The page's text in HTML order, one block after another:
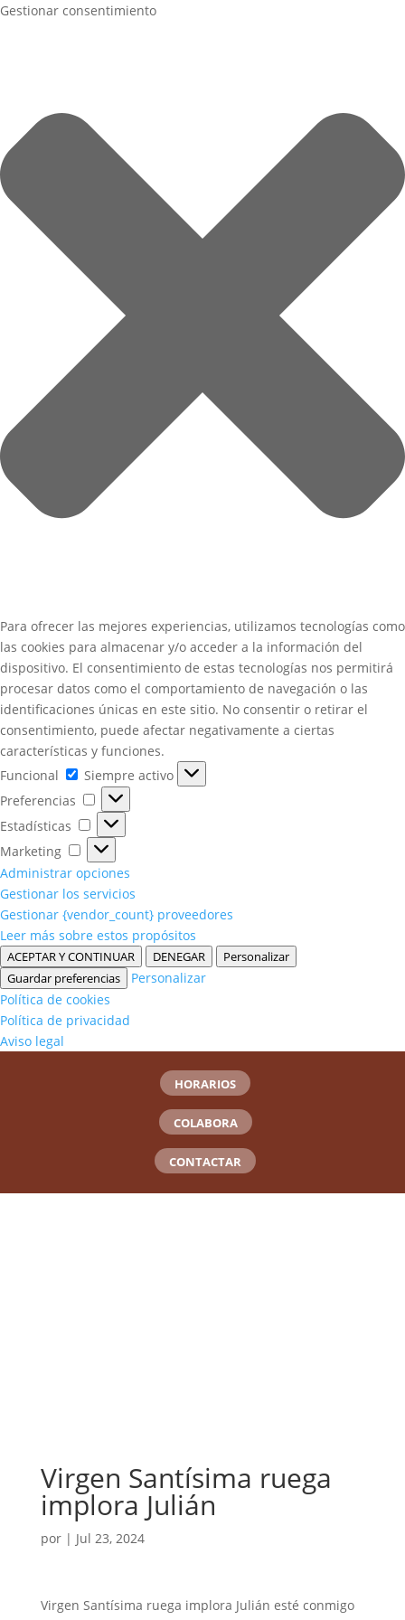
Gestionar consentimiento
Para ofrecer las mejores experiencias, utilizamos tecnologías como
las cookies para almacenar y/o acceder a la información del
dispositivo. El consentimiento de estas tecnologías nos permitirá
procesar datos como el comportamiento de navegación o las
identificaciones únicas en este sitio. No consentir o retirar el
consentimiento, puede afectar negativamente a ciertas
características y funciones.
Funcional
Funcional
Siempre activo
Preferencias
Preferencias
Estadísticas
Estadísticas
Marketing
Marketing
Administrar opciones
Gestionar los servicios
Gestionar {vendor_count} proveedores
Leer más sobre estos propósitos
ACEPTAR Y CONTINUAR DENEGAR
Personalizar
Guardar preferencias
Personalizar
Política de cookies
Política de privacidad
Aviso legal
HORARIOS
COLABORA
CONTACTAR
Virgen Santísima ruega
implora Julián
por | Jul 23, 2024
Virgen Santísima ruega implora Julián esté conmigo